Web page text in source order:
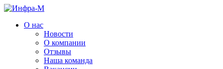
О нас
Новости
О компании
Отзывы
Наша команда